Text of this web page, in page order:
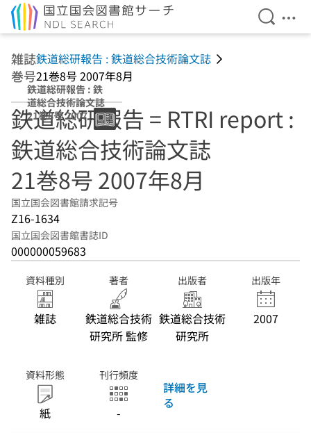
検索を
メ
雑誌鉄道総研報告 : 鉄道総合技術論文誌
巻号21巻8号 2007年8月
鉄道総研報告 : 鉄
道総合技術論文誌
21巻8号 2007年8
月
鉄道総研報告 = RTRI report :
鉄道総合技術論文誌
21巻8号 2007年8月
国立国会図書館請求記号
Z16-1634
国立国会図書館書誌ID
000000059683
資料種別
雑誌
著者
鉄道総合技術
研究所 監修
出版者
鉄道総合技術
研究所
出版年
2007
資料形態
紙
刊行頻度
-
詳細を見
る